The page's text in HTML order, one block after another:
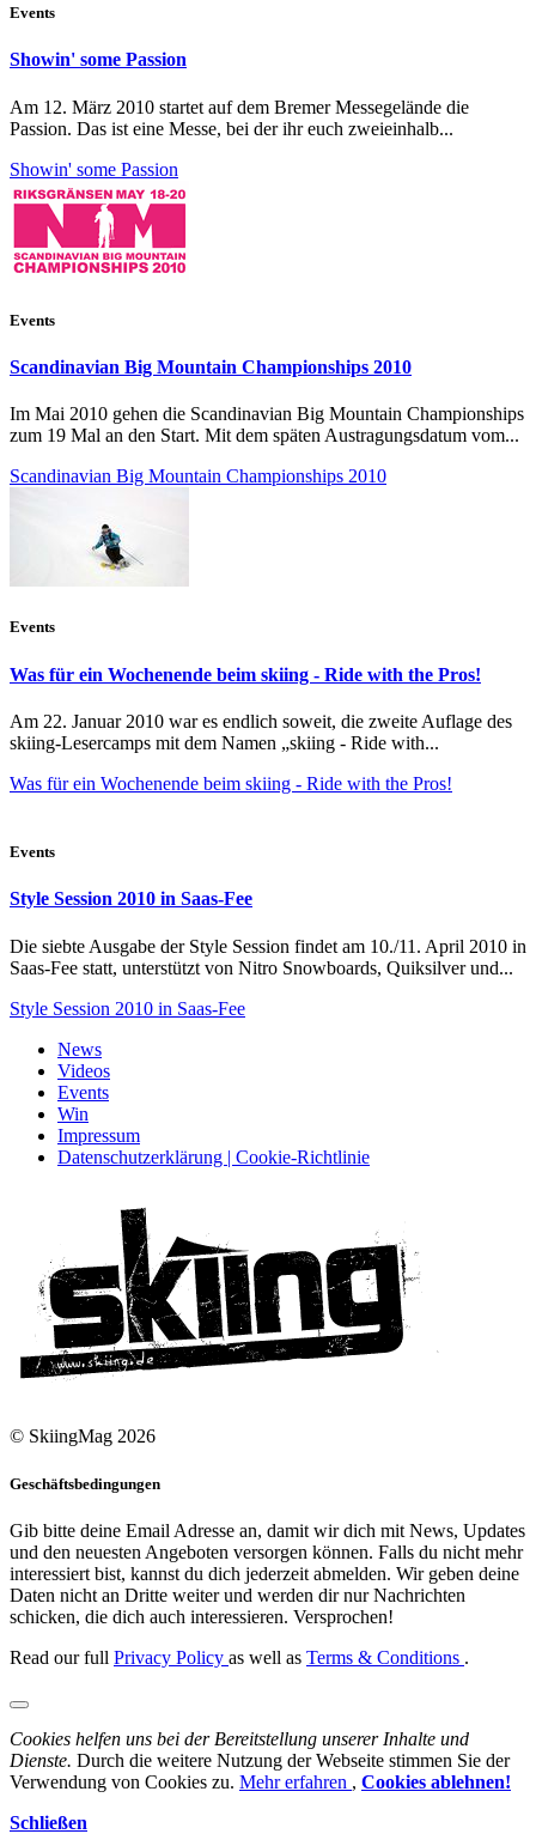
Events
Showin' some Passion
Am 12. März 2010 startet auf dem Bremer Messegelände die
Passion. Das ist eine Messe, bei der ihr euch zweieinhalb...
Showin' some Passion
Events
Scandinavian Big Mountain Championships 2010
Im Mai 2010 gehen die Scandinavian Big Mountain Championships
zum 19 Mal an den Start. Mit dem späten Austragungsdatum vom...
Scandinavian Big Mountain Championships 2010
Events
Was für ein Wochenende beim skiing - Ride with the Pros!
Am 22. Januar 2010 war es endlich soweit, die zweite Auflage des
skiing-Lesercamps mit dem Namen „skiing - Ride with...
Was für ein Wochenende beim skiing - Ride with the Pros!
Events
Style Session 2010 in Saas-Fee
Die siebte Ausgabe der Style Session findet am 10./11. April 2010 in
Saas-Fee statt, unterstützt von Nitro Snowboards, Quiksilver und...
Style Session 2010 in Saas-Fee
News
Videos
Events
Win
Impressum
Datenschutzerklärung | Cookie-Richtlinie
© SkiingMag 2026
Geschäftsbedingungen
Gib bitte deine Email Adresse an, damit wir dich mit News, Updates
und den neuesten Angeboten versorgen können. Falls du nicht mehr
interessiert bist, kannst du dich jederzeit abmelden. Wir geben deine
Daten nicht an Dritte weiter und werden dir nur Nachrichten
schicken, die dich auch interessieren. Versprochen!
Read our full Privacy Policy as well as Terms & Conditions .
Cookies helfen uns bei der Bereitstellung unserer Inhalte und
Dienste. Durch die weitere Nutzung der Webseite stimmen Sie der
Verwendung von Cookies zu. Mehr erfahren , Cookies ablehnen!
Schließen